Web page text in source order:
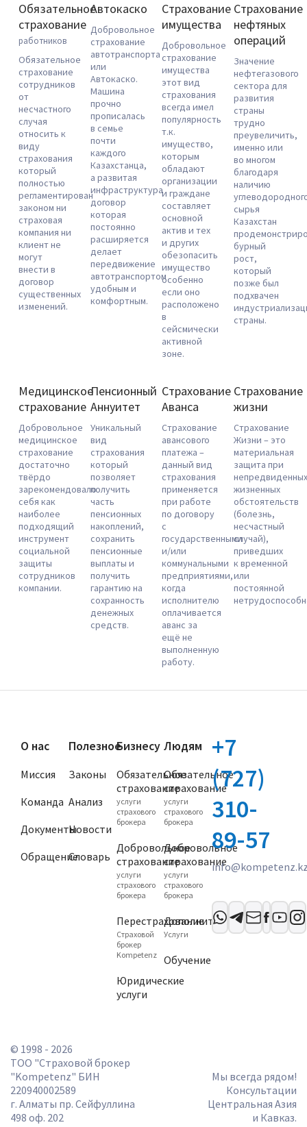
Обязательное
страхование
работников
Обязательное
страхование
сотрудников
от
несчастного
случая
относить к
виду
страхования
который
полностью
регламентирован
законом ни
страховая
компания ни
клиент не
могут
внести в
договор
существенных
изменений.
Автокаско
Добровольное
страхование
автотранспорта
или
Автокаско.
Машина
прочно
прописалась
в семье
почти
каждого
Казахстанца,
а развитая
инфраструктура
договор
которая
постоянно
расширяется
делает
передвижение
автотранспортом
удобным и
комфортным.
Страхование
имущества
Добровольное
страхование
имущества
этот вид
страхования
всегда имел
популярность
т.к.
имущество,
которым
обладают
организации
и граждане
составляет
основной
актив и тех
и других
обезопасить
имущество
особенно
если оно
расположено
в
сейсмически
активной
зоне.
Страхование
нефтяных
операций
Значение
нефтегазового
сектора для
развития
страны
трудно
преувеличить,
именно или
во многом
благодаря
наличию
сырья
Казахстан
бурный
рост,
который
позже был
подхвачен
страны.
Медицинское
страхование
Добровольное
медицинское
страхование
достаточно
твёрдо
зарекомендовало
себя как
наиболее
подходящий
инструмент
социальной
защиты
сотрудников
компании.
Пенсионный
Аннуитет
Уникальный
вид
страхования
который
позволяет
получить
часть
пенсионных
накоплений,
сохранить
пенсионные
выплаты и
получить
гарантию на
сохранность
денежных
средств.
Страхование
Аванса
Страхование
авансового
платежа –
данный вид
страхования
применяется
при работе
по договору
с
государственными
и/или
коммунальными
предприятиями,
когда
исполнителю
оплачивается
аванс за
ещё не
выполненную
работу.
Страхование
жизни
Страхование
Жизни – это
материальная
защита при
непредвиденных
жизненных
обстоятельств
(болезнь,
несчастный
случай),
приведших
к временной
или
постоянной
О нас
Миссия
Команда
Документы
Обращение
Полезное
Законы
Анализ
Новости
Словарь
Бизнесу
Обязательное
страхование
услуги
страхового
брокера
Добровольное
cтрахование
услуги
страхового
брокера
Перестрахование
Страховой
брокер
Kompetenz
Юридические
услуги
Людям
Обязательное
страхование
услуги
страхового
брокера
Добровольное
cтрахование
услуги
страхового
брокера
Дополнительно
Услуги
Обучение
+7
(727)
310-
89-57
© 1998 - 2026
ТОО "Страховой брокер
"Kompetenz" БИН
220940002589
г. Алматы пр. Сейфуллина
498 оф. 202
Мы всегда рядом!
Консультации
Центральная Азия
и Кавказ.